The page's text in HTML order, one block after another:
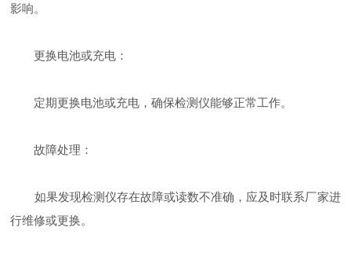
影响。
更换电池或充电：
定期更换电池或充电，确保检测仪能够正常工作。
故障处理：
如果发现检测仪存在故障或读数不准确，应及时联系厂家进
行维修或更换。